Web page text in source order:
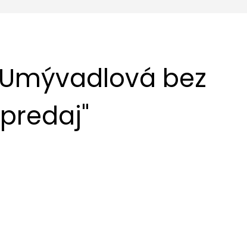
Umývadlová bez